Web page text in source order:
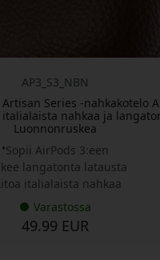
AP3_S3_NBN
Artisan Series -nahkakotelo
nahkaa ja
Luonnonruskea
Sopii AirPods 3:een
langatonta latausta
italialaista nahkaa
Varastossa
49.99 EUR